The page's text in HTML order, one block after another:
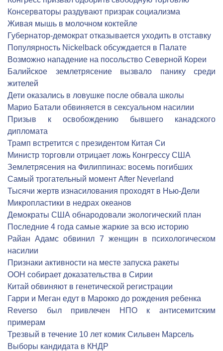
Консерваторы раздувают призрак социализма
Живая мышь в молочном коктейле
Губернатор-демократ отказывается уходить в отставку
Популярность Nickelback обсуждается в Палате
Возможно нападение на посольство Северной Кореи
Балийское землетрясение вызвало панику среди
жителей
Дети оказались в ловушке после обвала школы
Марио Батали обвиняется в сексуальном насилии
Призыв к освобождению бывшего канадского
дипломата
Трамп встретится с президентом Китая Си
Министр торговли отрицает ложь Конгрессу США
Землетрясения на Филиппинах: восемь погибших
Самый трогательный момент After Neverland
Тысячи жертв изнасилования проходят в Нью-Дели
Микропластики в недрах океанов
Демократы США обнародовали экологический план
Последние 4 года самые жаркие за всю историю
Райан Адамс обвинил 7 женщин в психологическом
насилии
Признаки активности на месте запуска ракеты
ООН собирает доказательства в Сирии
Китай обвиняют в генетической регистрации
Гарри и Меган едут в Марокко до рождения ребенка
Reverso был привлечен НПО к антисемитским
примерам
Трезвый в течение 10 лет комик Сильвен Марсель
Выборы кандидата в КНДР